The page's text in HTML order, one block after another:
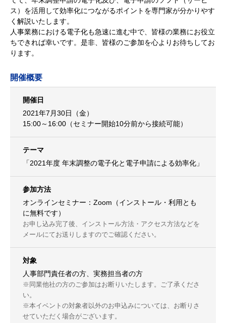
ス）を活用して効率化につながるポイントを専門家が分かりやす
く解説いたします。
人事業務における電子化も急速に進む中で、皆様の業務にお役立
ちできれば幸いです。是非、皆様のご参加を心よりお待ちしてお
ります。
開催概要
開催日
2021年7月30日（金）
15:00～16:00（セミナー開始10分前から接続可能）
テーマ
「2021年度 年末調整の電子化と電子申請による効率化」
参加方法
オンラインセミナー：Zoom（インストール・利用とも
に無料です）
お申し込み完了後、インストール方法・アクセス方法などを
メールにてお送りしますのでご確認ください。
対象
人事部門責任者の方、実務担当者の方
※同業他社の方のご参加はお断りいたします。ご了承くださ
い。
※本イベントの対象者以外のお申込みについては、お断りさ
せていただく場合がございます。